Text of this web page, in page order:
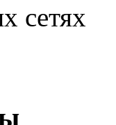
сетях